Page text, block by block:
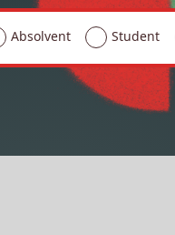
Absolvent Student